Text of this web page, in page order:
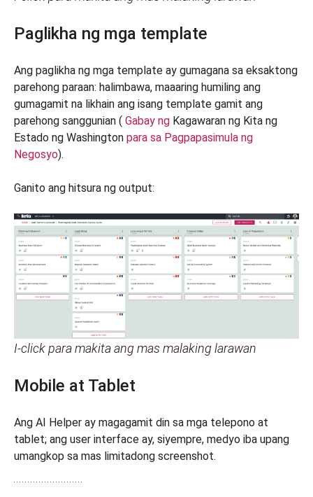
Paglikha ng mga template
Ang paglikha ng mga template ay gumagana sa eksaktong
parehong paraan: halimbawa, maaaring humiling ang
gumagamit na likhain ang isang template gamit ang
parehong sanggunian ( Gabay ng Kagawaran ng Kita ng
Estado ng Washington para sa Pagpapasimula ng
Negosyo).
Ganito ang hitsura ng output:
I-click para makita ang mas malaking larawan
Mobile at Tablet
Ang AI Helper ay magagamit din sa mga telepono at
tablet; ang user interface ay, siyempre, medyo iba upang
umangkop sa mas limitadong screenshot.